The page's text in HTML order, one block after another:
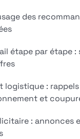
des
étape par étape
logistique :
et
: annonces